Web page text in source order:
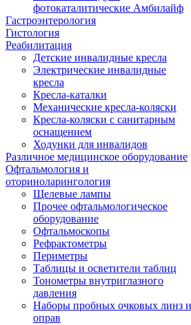
фотокаталитические Амбилайф
Гастроэнтерология
Гистология
Реабилитация
Детские инвалидные кресла
Электрические инвалидные
кресла
Кресла-каталки
Механические кресла-коляски
Кресла-коляски с санитарным
оснащением
Ходунки для инвалидов
Различное медицинское оборудование
Офтальмология и
оториноларингология
Щелевые лампы
Прочее офтальмологическое
оборудование
Офтальмоскопы
Рефрактометры
Периметры
Таблицы и осветители таблиц
Тонометры внутриглазного
давления
Наборы пробных очковых линз и
оправ